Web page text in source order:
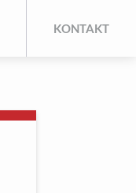
KONTAKT